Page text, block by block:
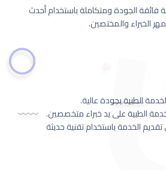
فائقة الجودة ومتكاملة باستخدام أحدث
الخبراء والمختصين.
الطبية بجودة عالية.
الطبية على يد خبراء متخصصين.
تقديم الخدمة باستخدام تقنية حديثة